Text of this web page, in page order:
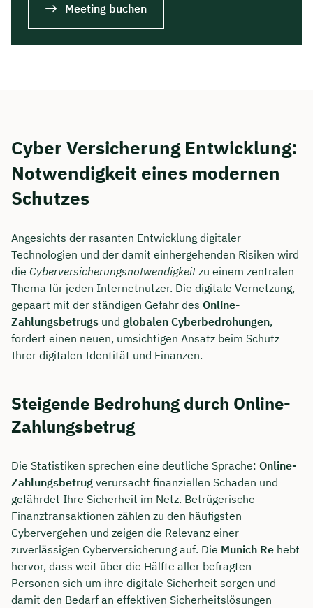
Meeting buchen
Cyber Versicherung Entwicklung:
Notwendigkeit eines modernen
Schutzes
Angesichts der rasanten Entwicklung digitaler
Technologien und der damit einhergehenden Risiken wird
die Cyberversicherungsnotwendigkeitzu einem zentralen
Thema für jeden Internetnutzer. Die digitale Vernetzung,
gepaart mit der ständigen Gefahr des Online-
Zahlungsbetrugs und globalen Cyberbedrohungen,
fordert einen neuen, umsichtigen Ansatz beim Schutz
Ihrer digitalen Identität und Finanzen.
Steigende Bedrohung durch Online-
Zahlungsbetrug
Die Statistiken sprechen eine deutliche Sprache: Online-
Zahlungsbetrug verursacht finanziellen Schaden und
gefährdet Ihre Sicherheit im Netz. Betrügerische
Finanztransaktionen zählen zu den häufigsten
Cybervergehen und zeigen die Relevanz einer
zuverlässigen Cyberversicherung auf. Die Munich Re hebt
hervor, dass weit über die Hälfte aller befragten
Personen sich um ihre digitale Sicherheit sorgen und
damit den Bedarf an effektiven Sicherheitslösungen